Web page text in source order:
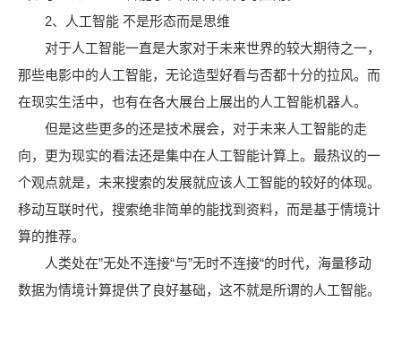
2、人工智能 不是形态而是思维
对于人工智能一直是大家对于未来世界的较大期待之一，
那些电影中的人工智能，无论造型好看与否都十分的拉风。而
在现实生活中，也有在各大展台上展出的人工智能机器人。
但是这些更多的还是技术展会，对于未来人工智能的走
向，更为现实的看法还是集中在人工智能计算上。最热议的一
个观点就是，未来搜索的发展就应该人工智能的较好的体现。
移动互联时代，搜索绝非简单的能找到资料，而是基于情境计
算的推荐。
人类处在”无处不连接“与”无时不连接“的时代，海量移动
数据为情境计算提供了良好基础，这不就是所谓的人工智能。